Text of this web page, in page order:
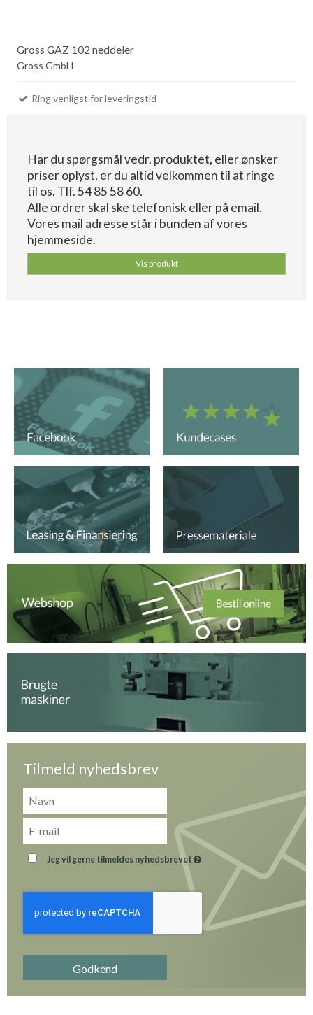
Gross GAZ 102 neddeler
Gross GmbH
Ring venligst for leveringstid
Har du spørgsmål vedr. produktet, eller ønsker
priser oplyst, er du altid velkommen til at ringe
til os. Tlf. 54 85 58 60.
Alle ordrer skal ske telefonisk eller på email.
Vores mail adresse står i bunden af vores
hjemmeside.
Vis produkt
Tilmeld nyhedsbrev
Jeg vil gerne tilmeldes nyhedsbrevet
Godkend